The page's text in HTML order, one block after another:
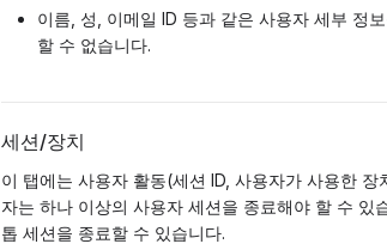
이름, 성, 이메일 ID 등과 같은 사용자 세부 정
할 수 없습니다.
세션/장치
이 탭에는 사용자 활동(세션 ID, 사용자가 사용한
자는 하나 이상의 사용자 세션을 종료해야 할 수 있
톱 세션을 종료할 수 있습니다.